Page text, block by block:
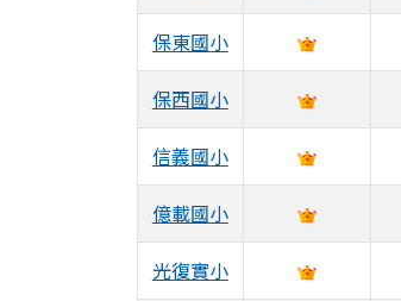
保東國小
保西國小
信義國小
億載國小
光復實小